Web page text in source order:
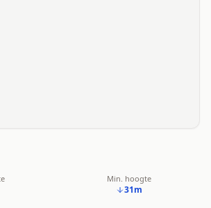
Min. hoogte
31m